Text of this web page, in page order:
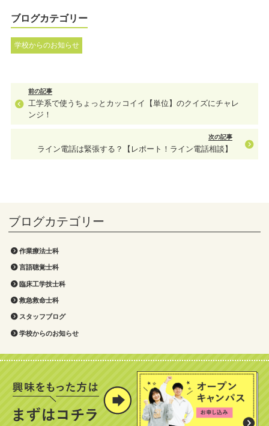
作業療法士科
言語聴覚士科
臨床工学技士科
救急救命士科
スタッフブログ
学校からのお知らせ
ブログカテゴリー
学校からのお知らせ
前の記事
工学系で使うちょっとカッコイイ【単位】のクイズにチャレ
ンジ！
次の記事
ライン電話は緊張する？【レポート！ライン電話相談】